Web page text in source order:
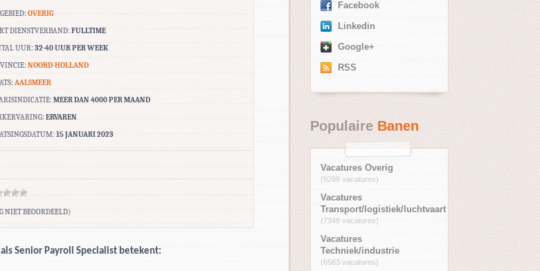
OVERIG
DIENSTVERBAND: FULLTIME
UUR: 32-40 UUR PER WEEK
NOORD-HOLLAND
AALSMEER
MEER DAN 4000 PER MAAND
ERVAREN
15 JANUARI 2023
NIET BEOORDEELD)
Senior Payroll Specialist betekent:
Facebook
Linkedin
Google+
RSS
PopulaireBanen
Vacatures Overig
(9288 vacatures)
Vacatures
Transport/logistiek/luchtvaart
(7348 vacatures)
Vacatures
Techniek/industrie
(6563 vacatures)